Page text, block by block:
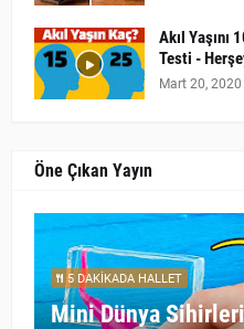
Akıl Yaşını
Testi -
Mart 20, 2020
Öne Çıkan Yayın
5 DAKİKADA HALLET
Mini Dünya